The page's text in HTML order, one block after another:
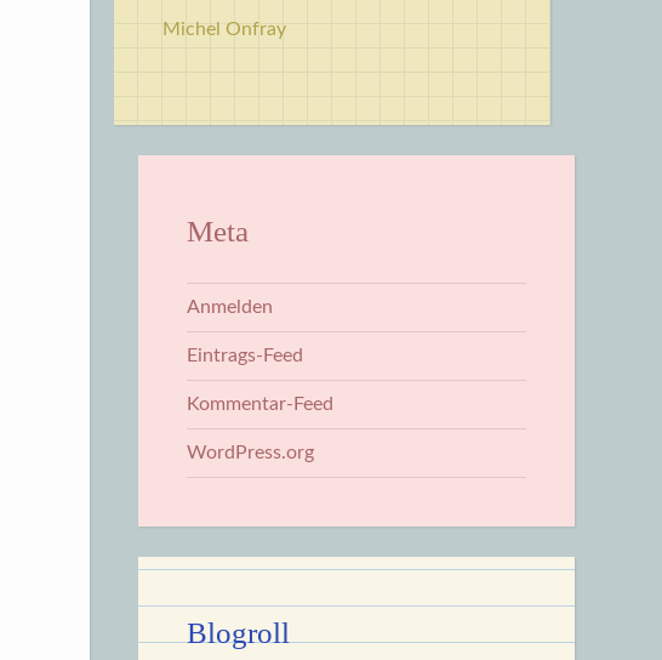
Michel Onfray
Meta
Anmelden
Eintrags-Feed
Kommentar-Feed
WordPress.org
Blogroll